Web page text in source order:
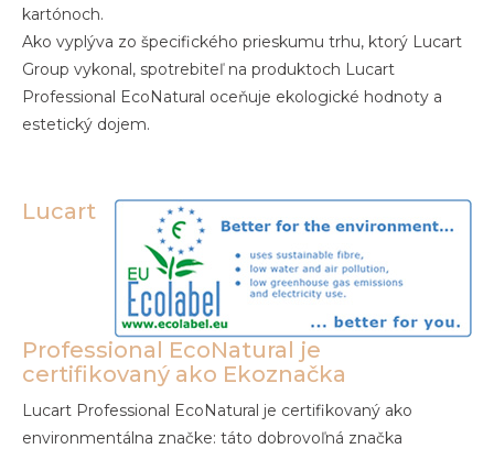
kartónoch.
Ako vyplýva zo špecifického prieskumu trhu, ktorý Lucart
Group vykonal, spotrebiteľ na produktoch Lucart
Professional EcoNatural oceňuje ekologické hodnoty a
estetický dojem.
Lucart
Professional EcoNatural je
certifikovaný ako Ekoznačka
Lucart Professional EcoNatural je certifikovaný ako
environmentálna značke: táto dobrovoľná značka